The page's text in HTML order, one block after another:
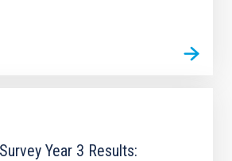
Year 3 Results: